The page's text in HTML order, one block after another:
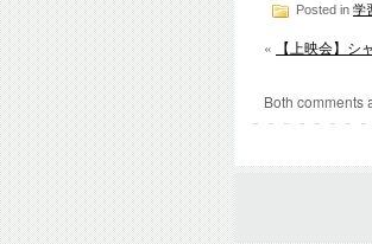
Posted in 学
«
【上映会】
Both comments